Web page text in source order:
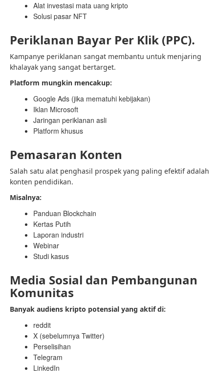
Alat investasi mata uang kripto
Solusi pasar NFT
Periklanan Bayar Per Klik (PPC).
Kampanye periklanan sangat membantu untuk menjaring
khalayak yang sangat bertarget.
Platform mungkin mencakup:
Google Ads (jika mematuhi kebijakan)
Iklan Microsoft
Jaringan periklanan asli
Platform khusus
Pemasaran Konten
Salah satu alat penghasil prospek yang paling efektif adalah
konten pendidikan.
Misalnya:
Panduan Blockchain
Kertas Putih
Laporan industri
Webinar
Studi kasus
Media Sosial dan Pembangunan
Komunitas
Banyak audiens kripto potensial yang aktif di:
reddit
X (sebelumnya Twitter)
Perselisihan
Telegram
LinkedIn